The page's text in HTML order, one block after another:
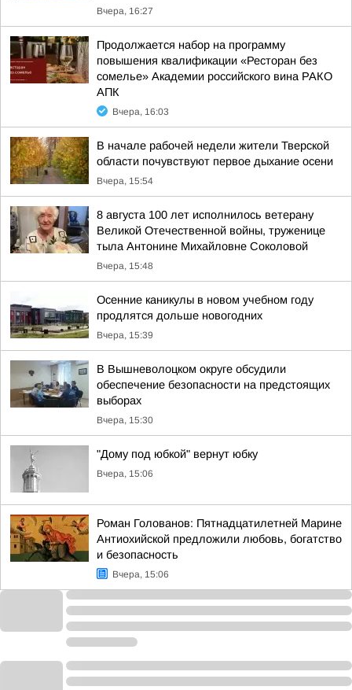
Вчера, 16:27
Продолжается набор на программу
повышения квалификации «Ресторан без
сомелье» Академии российского вина РАКО
АПК
Вчера, 16:03
В начале рабочей недели жители Тверской
области почувствуют первое дыхание осени
Вчера, 15:54
8 августа 100 лет исполнилось ветерану
Великой Отечественной войны, труженице
тыла Антонине Михайловне Соколовой
Вчера, 15:48
Осенние каникулы в новом учебном году
продлятся дольше новогодних
Вчера, 15:39
В Вышневолоцком округе обсудили
обеспечение безопасности на предстоящих
выборах
Вчера, 15:30
"Дому под юбкой" вернут юбку
Вчера, 15:06
Роман Голованов: Пятнадцатилетней Марине
Антиохийской предложили любовь, богатство
и безопасность
Вчера, 15:06